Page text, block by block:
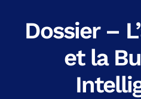
Dossier –
et la